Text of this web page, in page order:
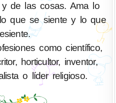
de las cosas. Ama lo
que se siente y lo que
como científico,
horticultor, inventor,
o líder religioso.